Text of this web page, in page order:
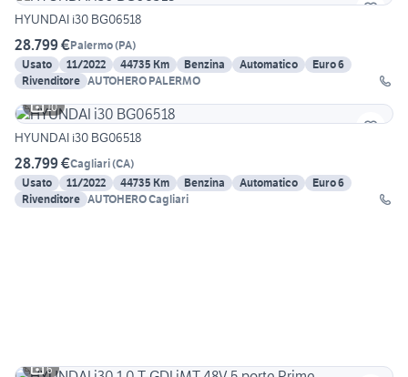
HYUNDAI i30 BG06518
28.799 €Palermo(PA)
Usato
11/2022 44735 Km Benzina Automatico
Euro 6
Rivenditore AUTOHERO PALERMO
10
HYUNDAI i30 BG06518
28.799 €Cagliari(CA)
Usato
11/2022 44735 Km Benzina Automatico
Euro 6
Rivenditore AUTOHERO Cagliari
6